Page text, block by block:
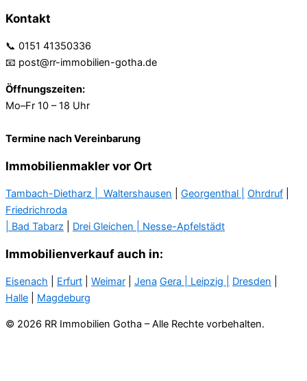
Kontakt
📞 0151 41350336
📧 post@rr-immobilien-gotha.de
Öffnungszeiten:
Mo–Fr 10 – 18 Uhr
Termine nach Vereinbarung
Immobilienmakler vor Ort
Tambach-Dietharz | Waltershausen Georgenthal | Ohrdruf
Friedrichroda
| Bad Tabarz
Drei Gleichen | Nesse-Apfelstädt
Immobilienverkauf auch in:
Eisenach Erfurt Weimar Jena Gera | Leipzig | Dresden
Halle
Magdeburg
© 2026 RR Immobilien Gotha – Alle Rechte vorbehalten.